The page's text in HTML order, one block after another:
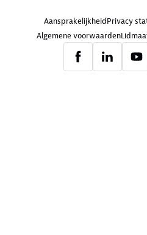
AansprakelijkheidPrivacy
Algemene voorwaarden